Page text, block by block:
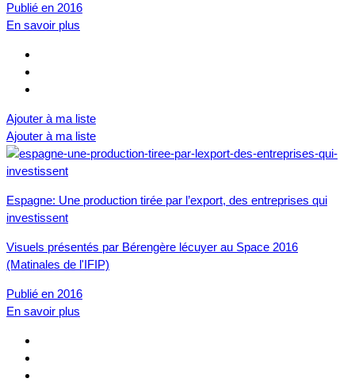
Publié en 2016
En savoir plus
Ajouter à ma liste
Ajouter à ma liste
Espagne: Une production tirée par l’export, des entreprises qui
investissent
Visuels présentés par Bérengère lécuyer au Space 2016
(Matinales de l'IFIP)
Publié en 2016
En savoir plus